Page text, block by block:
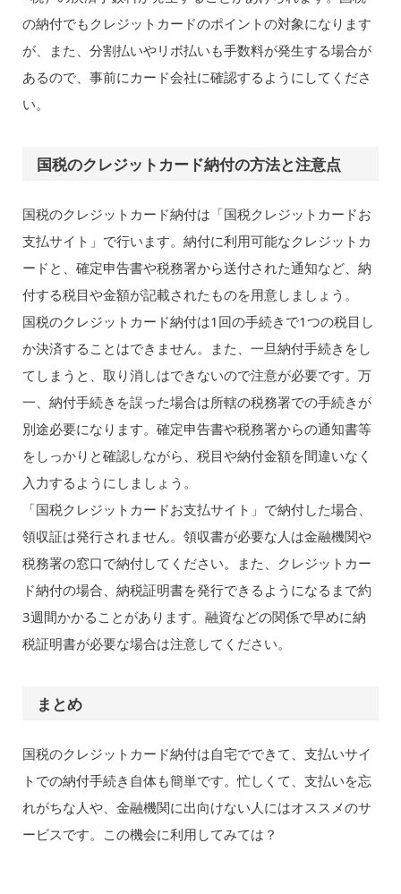
の納付でもクレジットカードのポイントの対象になります
が、また、分割払いやリボ払いも手数料が発生する場合が
あるので、事前にカード会社に確認するようにしてくださ
い。
国税のクレジットカード納付の方法と注意点
国税のクレジットカード納付は「国税クレジットカードお
支払サイト」で行います。納付に利用可能なクレジットカ
ードと、確定申告書や税務署から送付された通知など、納
付する税目や金額が記載されたものを用意しましょう。
国税のクレジットカード納付は1回の手続きで1つの税目し
か決済することはできません。また、一旦納付手続きをし
てしまうと、取り消しはできないので注意が必要です。万
一、納付手続きを誤った場合は所轄の税務署での手続きが
別途必要になります。確定申告書や税務署からの通知書等
をしっかりと確認しながら、税目や納付金額を間違いなく
入力するようにしましょう。
「国税クレジットカードお支払サイト」で納付した場合、
領収証は発行されません。領収書が必要な人は金融機関や
税務署の窓口で納付してください。また、クレジットカー
ド納付の場合、納税証明書を発行できるようになるまで約
3週間かかることがあります。融資などの関係で早めに納
税証明書が必要な場合は注意してください。
まとめ
国税のクレジットカード納付は自宅でできて、支払いサイ
トでの納付手続き自体も簡単です。忙しくて、支払いを忘
れがちな人や、金融機関に出向けない人にはオススメのサ
ービスです。この機会に利用してみては？